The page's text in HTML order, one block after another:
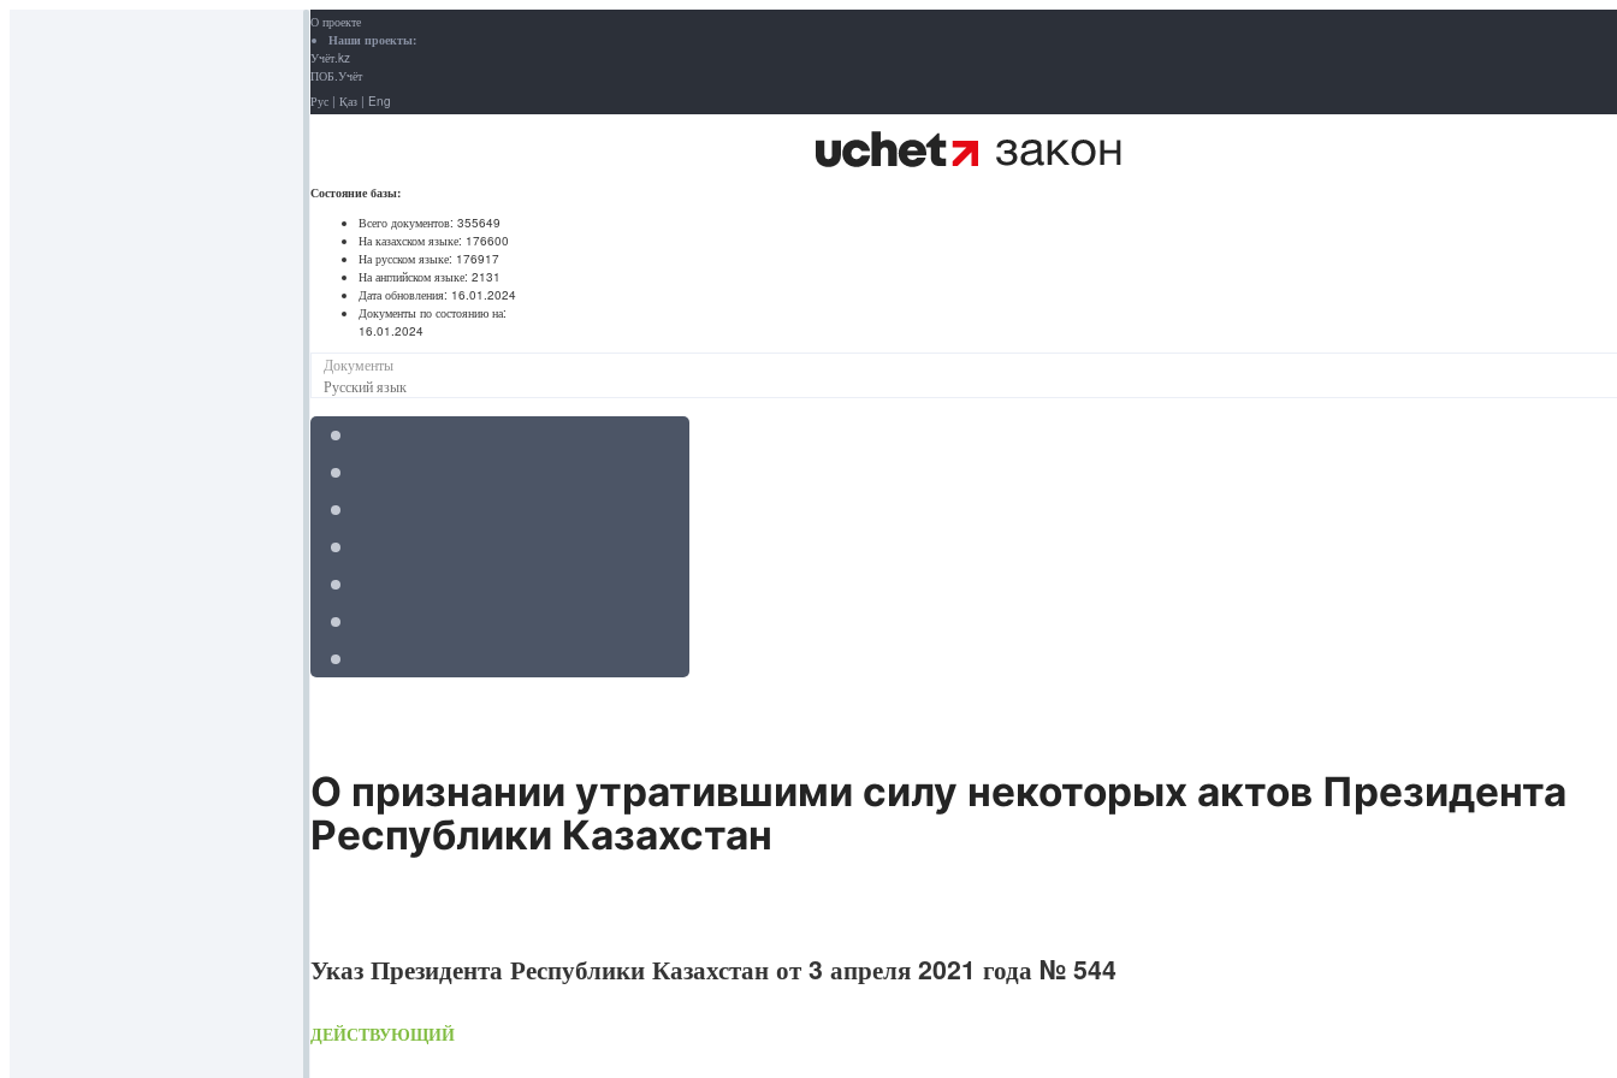
О проекте
Наши проекты:
Учёт.kz
ПОБ.Учёт
Рус | Қаз | Eng
Состояние базы:
Всего документов: 355649
На казахском языке: 176600
На русском языке: 176917
На английском языке: 2131
Дата обновления: 16.01.2024
Документы по состоянию на:
16.01.2024
Документы
Русский язык
О признании утратившими силу некоторых актов Президента
Республики Казахстан
Указ Президента Республики Казахстан от 3 апреля 2021 года № 544
ДЕЙСТВУЮЩИЙ